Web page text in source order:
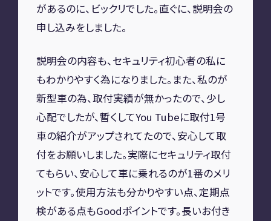
があるのに、ビックリでした。直ぐに、説明会の
申し込みをしました。
説明会の内容も、セキュリティ初心者の私に
もわかりやすく為になりました。また、私のが
新型車の為、取付実績が無かったので、少し
心配でしたが、暫くしてYou Tubeに取付1号
車の紹介がアップされてたので、安心して取
付をお願いしました。実際にセキュリティ取付
てもらい、安心して車に乗れるのが1番のメリ
ットです。使用方法も分かりやすい点、定期点
検がある点もGoodポイントです。長いお付き
A2M 横浜
CONTACT
お問い合わせ
RECRUIT
リクルート専用サイト